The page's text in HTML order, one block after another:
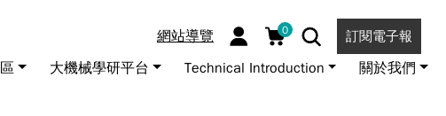
網站導覽 0 訂閱電子報
大機械學研平台 Technical Introduction 關於我們